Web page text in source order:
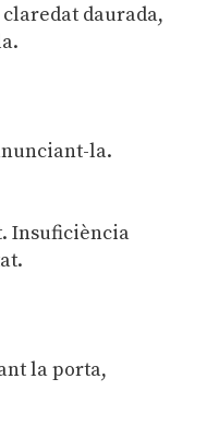
daurada,
la.
Insuficiència
la porta,